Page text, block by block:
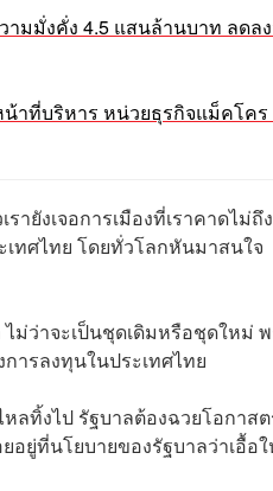
ามมั่งคั่ง 4.5 แสนล้านบาท ลดล
น้าที่บริหาร หน่วยธุรกิจแม็คโคร
ายังเจอการเมืองที่เราคาดไม่ถึง
ทศไทย โดยทั่วโลกหันมาสนใจ
ม่ว่าจะเป็นชุดเดิมหรือชุดใหม่
ารลงทุนในประเทศไทย
ลทิ้งไป รัฐบาลต้องฉวยโอกาส
อยู่ที่นโยบายของรัฐบาลว่าเอื้อ